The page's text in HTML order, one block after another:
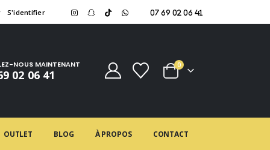
S'identifier 07 69 02 06 41
NOUS MAINTENANT
02 06 41
0
OUTLET BLOG À PROPOS CONTACT